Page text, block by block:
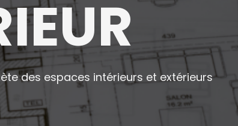
des espaces intérieurs et extérieurs